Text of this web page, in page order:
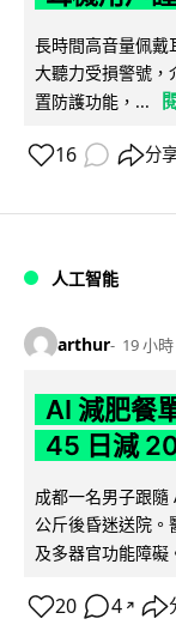
長時間高音量佩戴
大聽力受損警號
置防護功能，...
16 分
人工智能
arthur 19 小時
AI 減肥餐
45 日減
成都一名男子跟
公斤後昏迷送院
及多器官功能障礙
20 4 ↗